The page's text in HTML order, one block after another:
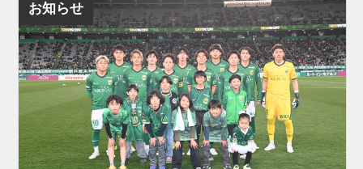
お知らせ